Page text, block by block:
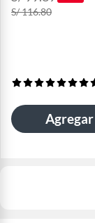
S/ 116.80
Agregar